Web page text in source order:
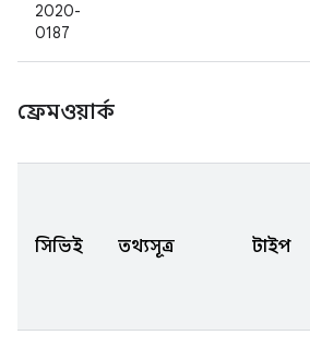
2020-
0187
ফ্রেমওয়ার্ক
সিভিই তথ্যসূত্র টাইপ